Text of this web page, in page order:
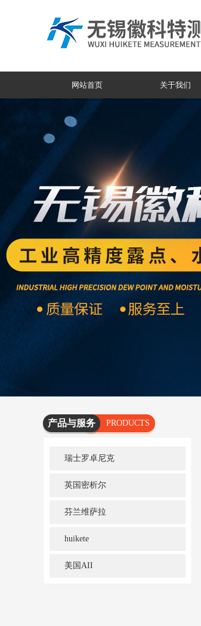
网站首页 关于我们
产品与服务
PRODUCTS
SERVICES
瑞士罗卓尼克
英国密析尔
芬兰维萨拉
huikete
美国AII